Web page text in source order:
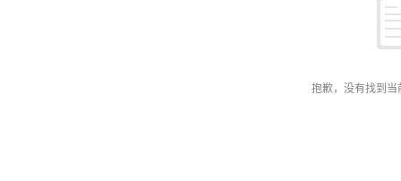
抱歉，没有找到